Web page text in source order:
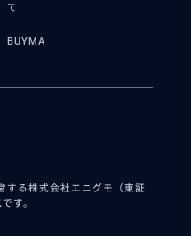
て
BUYMA
する株式会社エニグモ（東証
す。